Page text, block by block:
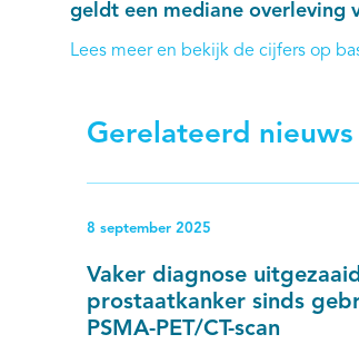
geldt een mediane overleving
Lees meer en bekijk de cijfers op
Gerelateerd nieuws
8 september 2025
Vaker diagnose
prostaatkanker sinds
PSMA-PET/CT-scan